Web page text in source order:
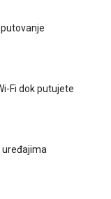
Fi dok putujete
uređajima